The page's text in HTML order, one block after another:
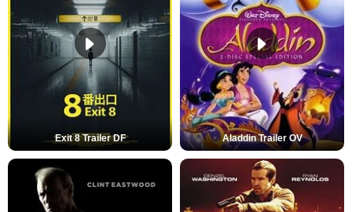
Exit 8 Trailer DF Aladdin Trailer OV